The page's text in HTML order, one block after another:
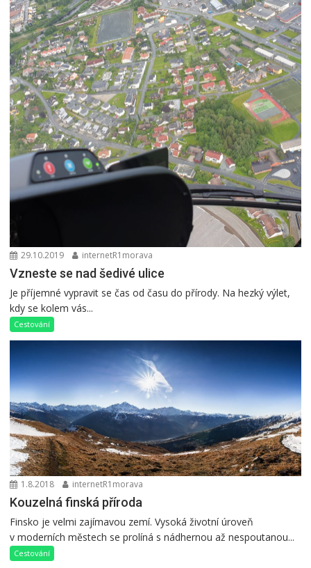
29.10.2019 internetR1morava
Vzneste se nad šedivé ulice
Je příjemné vypravit se čas od času do přírody. Na hezký výlet,
kdy se kolem vás...
Cestování
1.8.2018 internetR1morava
Kouzelná finská příroda
Finsko je velmi zajímavou zemí. Vysoká životní úroveň
v moderních městech se prolíná s nádhernou až nespoutanou...
Cestování